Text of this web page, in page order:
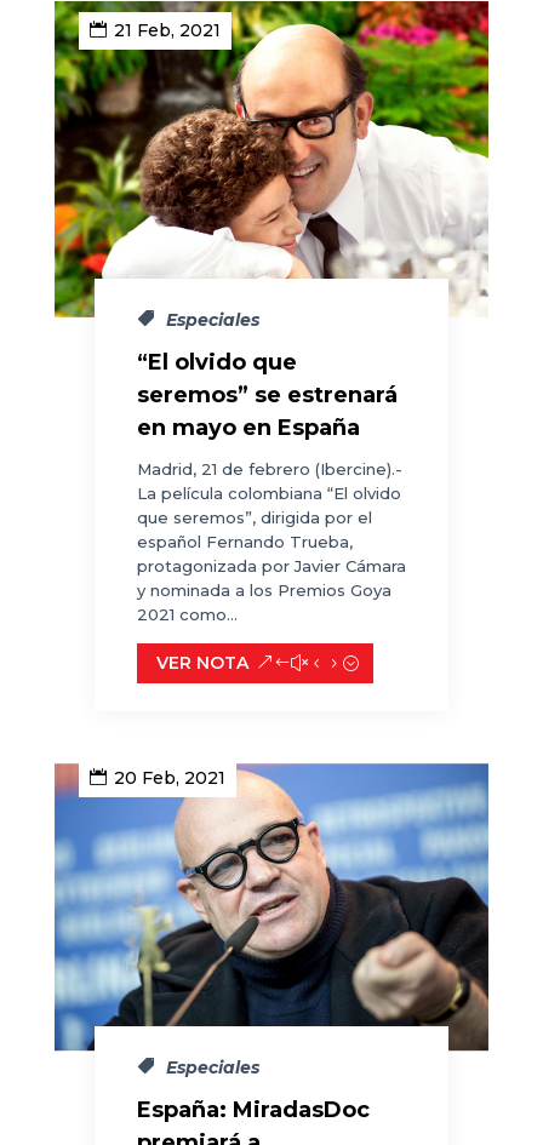
21 Feb, 2021
Especiales
“El olvido que
seremos” se estrenará
en mayo en España
Madrid, 21 de febrero (Ibercine).-
La película colombiana “El olvido
que seremos”, dirigida por el
español Fernando Trueba,
protagonizada por Javier Cámara
y nominada a los Premios Goya
2021 como...
VER NOTA
20 Feb, 2021
Especiales
España: MiradasDoc